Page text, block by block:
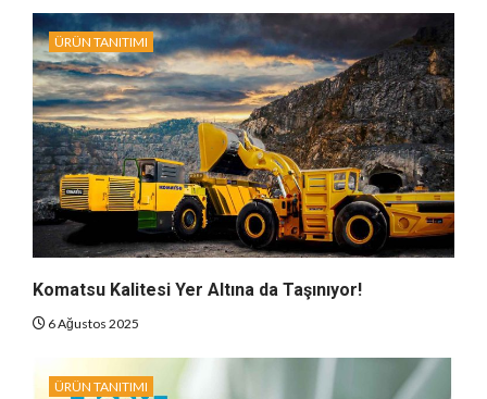
ÜRÜN TANITIMI
Komatsu Kalitesi Yer Altına da Taşınıyor!
6 Ağustos 2025
ÜRÜN TANITIMI